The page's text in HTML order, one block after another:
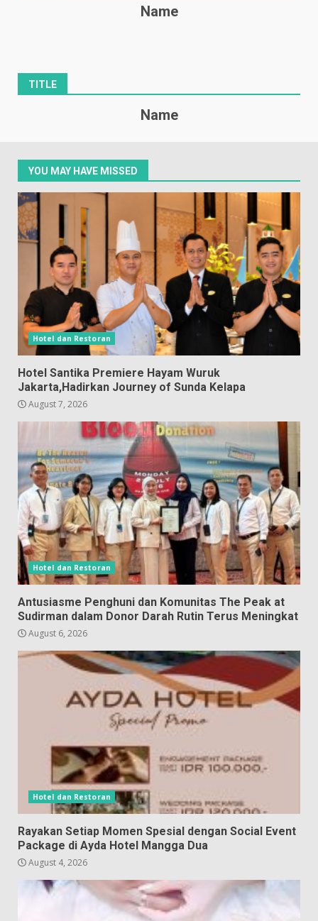
Name
TITLE
Name
YOU MAY HAVE MISSED
Hotel dan Restoran
Hotel Santika Premiere Hayam Wuruk
Jakarta,Hadirkan Journey of Sunda Kelapa
August 7, 2026
Hotel dan Restoran
Antusiasme Penghuni dan Komunitas The Peak at
Sudirman dalam Donor Darah Rutin Terus Meningkat
August 6, 2026
Hotel dan Restoran
Rayakan Setiap Momen Spesial dengan Social Event
Package di Ayda Hotel Mangga Dua
August 4, 2026